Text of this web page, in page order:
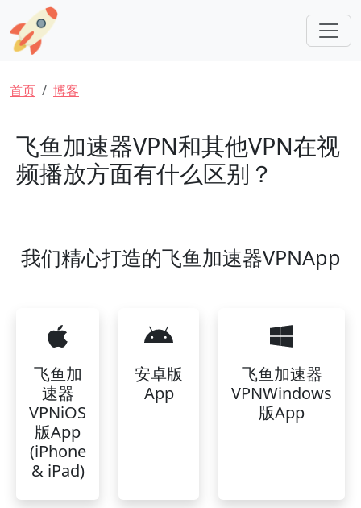
跳转到主要内容
面包屑
首页 博客
飞鱼加速器VPN和其他VPN在视
频播放方面有什么区别？
我们精心打造的飞鱼加速器VPNApp
飞鱼加
速器
VPNiOS
版App
(iPhone
& iPad)
安卓版
App
飞鱼加速器
VPNWindows
版App